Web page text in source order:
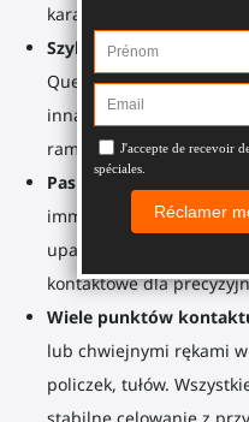
karabinu.
Szybkie przeładowania
Quest 1, Rift S, aby je
inną czynność, a
ramy.
Pas na ramię jak w
immersji, ulga w
upadku osłony na
kontaktowe dla
Wiele punktów
lub chwiejnymi rękami
policzek, tułów.
stabilne celowanie z